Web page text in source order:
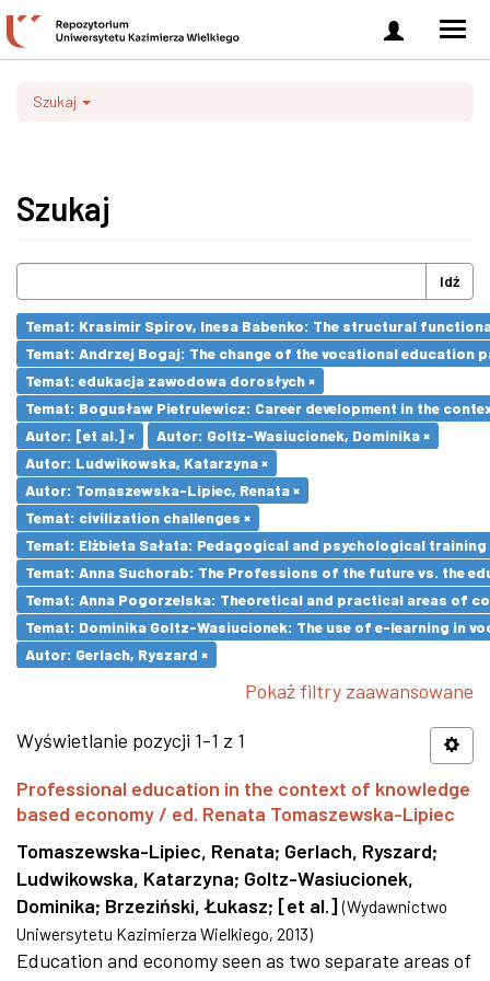
Zaloguj
się
Szukaj
Szukaj
Idź
Temat: Krasimir Spirov, Inesa Babenko: The structural
Temat: Andrzej Bogaj: The change of the vocational education
Temat: edukacja zawodowa dorosłych ×
Temat: Bogusław Pietrulewicz: Career development in the
Autor: [et al.] ×
Autor: Goltz-Wasiucionek, Dominika ×
Autor: Ludwikowska, Katarzyna ×
Autor: Tomaszewska-Lipiec, Renata ×
Temat: civilization challenges ×
Temat: Elżbieta Sałata: Pedagogical and psychological
Temat: Anna Suchorab: The Professions of the future vs. the
Temat: Anna Pogorzelska: Theoretical and practical areas of
Temat: Dominika Goltz-Wasiucionek: The use of e-learning in
Autor: Gerlach, Ryszard ×
Pokaż filtry zaawansowane
Wyświetlanie pozycji 1-1 z 1
Professional education in the context of knowledge
based economy / ed. Renata Tomaszewska-Lipiec
Tomaszewska-Lipiec, Renata; Gerlach, Ryszard;
Ludwikowska, Katarzyna; Goltz-Wasiucionek,
Dominika; Brzeziński, Łukasz; [et al.] (Wydawnictwo
Uniwersytetu Kazimierza Wielkiego, 2013)
Education and economy seen as two separate areas of